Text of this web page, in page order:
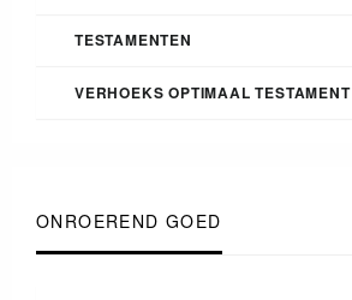
TESTAMENTEN
VERHOEKS OPTIMAAL TESTAMENT
ONROEREND GOED